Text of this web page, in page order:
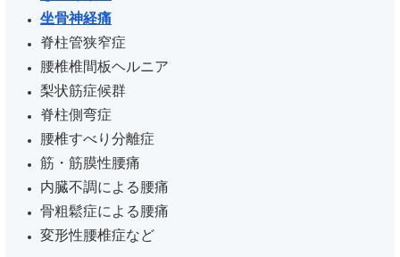
坐骨神経痛
脊柱管狭窄症
腰椎椎間板ヘルニア
梨状筋症候群
脊柱側弯症
腰椎すべり分離症
筋・筋膜性腰痛
内臓不調による腰痛
骨粗鬆症による腰痛
変形性腰椎症など